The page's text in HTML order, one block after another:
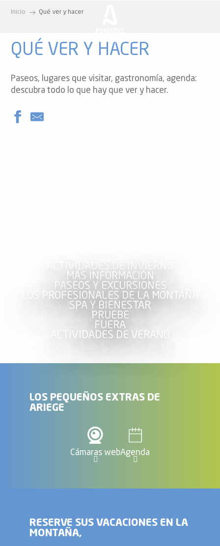
principal
Inicio Qué ver y hacer
QUÉ VER Y HACER
Paseos, lugares que visitar, gastronomía, agenda:
descubra todo lo que hay que ver y hacer.
ACTIVIDADES DE INVIERNO
MÁS INFORMACIÓN
PASEOS Y EXCURSIONES
LOS PROFESIONALES DE LA MONTAÑA
SPA Y BIENESTAR
PRUEBE
FUERA
ACTIVIDADES DE VERANO
LOS PEQUEÑOS EXTRAS DE
ARIEGE
Cámaras webAgenda
RESERVE SUS VACACIONES EN LA
MONTAÑA,